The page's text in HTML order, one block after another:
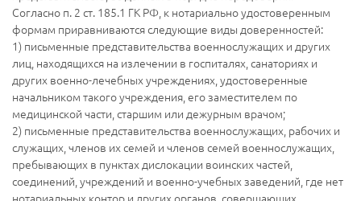
Согласно п. 2 ст. 185.1 ГК РФ, к нотариально удостоверенным
формам приравниваются следующие виды доверенностей:
1) письменные представительства военнослужащих и других
лиц, находящихся на излечении в госпиталях, санаториях и
других военно-лечебных учреждениях, удостоверенные
начальником такого учреждения, его заместителем по
медицинской части, старшим или дежурным врачом;
2) письменные представительства военнослужащих, рабочих и
служащих, членов их семей и членов семей военнослужащих,
пребывающих в пунктах дислокации воинских частей,
соединений, учреждений и военно-учебных заведений, где нет
нотариальных контор и других органов, совершающих